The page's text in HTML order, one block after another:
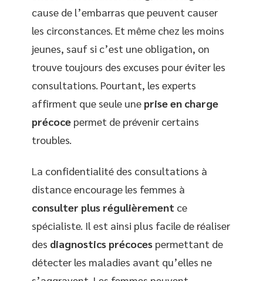
cause de l’embarras que peuvent causer
les circonstances. Et même chez les moins
jeunes, sauf si c’est une obligation, on
trouve toujours des excuses pour éviter les
consultations. Pourtant, les experts
affirment que seule une prise en charge
précoce permet de prévenir certains
troubles.
La confidentialité des consultations à
distance encourage les femmes à
consulter plus régulièrement ce
spécialiste. Il est ainsi plus facile de réaliser
des diagnostics précoces permettant de
détecter les maladies avant qu’elles ne